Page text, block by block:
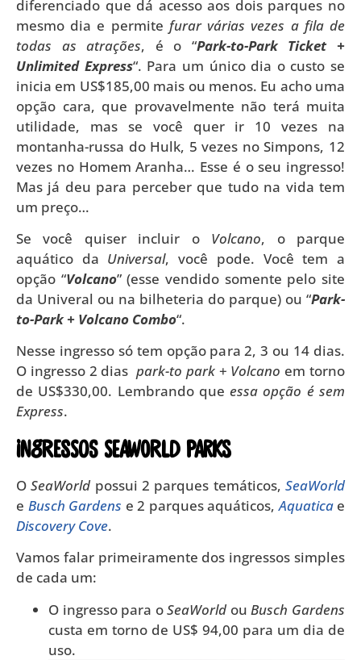
diferenciado que dá acesso aos dois parques no
mesmo dia e permite furar várias vezes a fila de
todas as atrações, é o “Park-to-Park Ticket +
Unlimited Express“. Para um único dia o custo se
inicia em US$185,00 mais ou menos. Eu acho uma
opção cara, que provavelmente não terá muita
utilidade, mas se você quer ir 10 vezes na
montanha-russa do Hulk, 5 vezes no Simpons, 12
vezes no Homem Aranha… Esse é o seu ingresso!
Mas já deu para perceber que tudo na vida tem
um preço…
Se você quiser incluir o Volcano, o parque
aquático da Universal, você pode. Você tem a
opção “Volcano” (esse vendido somente pelo site
da Univeral ou na bilheteria do parque) ou “Park-
to-Park + Volcano Combo“.
Nesse ingresso só tem opção para 2, 3 ou 14 dias.
O ingresso 2 dias park-to park+ Volcano em torno
de US$330,00. Lembrando queessa opção é sem
Express.
INGRESSOS SEAWORLD PARKS
OSeaWorld possui 2 parques temáticos,SeaWorld
e Busch Gardens e 2 parques aquáticos,Aquatica e
Discovery Cove.
Vamos falar primeiramente dos ingressos simples
de cada um:
O ingresso para oSeaWorldou Busch Gardens
custa em torno de US$ 94,00 para um dia de
uso.